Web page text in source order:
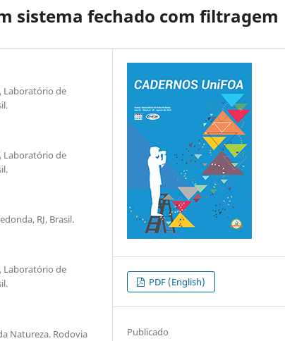
sistema fechado com filtragem
Laboratório de
Laboratório de
RJ, Brasil.
Laboratório de
Natureza. Rodovia
PDF (English)
Publicado